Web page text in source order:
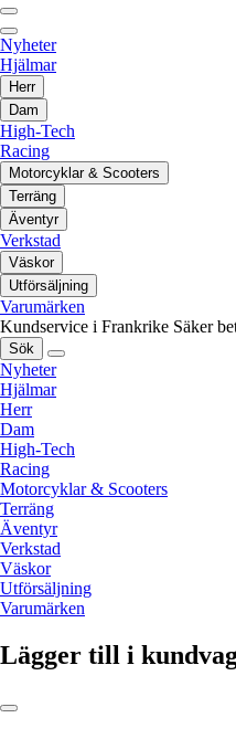
Nyheter
Hjälmar
Herr
Dam
High-Tech
Racing
Motorcyklar & Scooters
Terräng
Äventyr
Verkstad
Väskor
Utförsäljning
Varumärken
Kundservice i Frankrike Säker
Sök
Nyheter
Hjälmar
Herr
Dam
High-Tech
Racing
Motorcyklar & Scooters
Terräng
Äventyr
Verkstad
Väskor
Utförsäljning
Varumärken
Lägger till i